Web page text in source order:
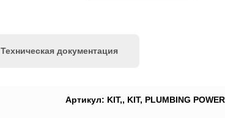
Техническая документация
Артикул: KIT,, KIT, PLUMBING